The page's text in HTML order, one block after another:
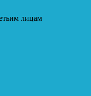
лицам